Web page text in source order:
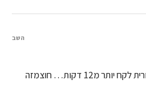
הכנתי לחג, ויצא מעולה… לדלורית לקח יותר מ12 דקות… חוצמזה
השב